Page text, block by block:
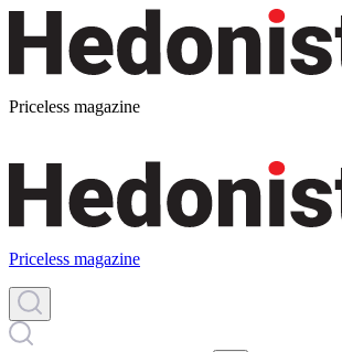
Priceless magazine
Priceless magazine